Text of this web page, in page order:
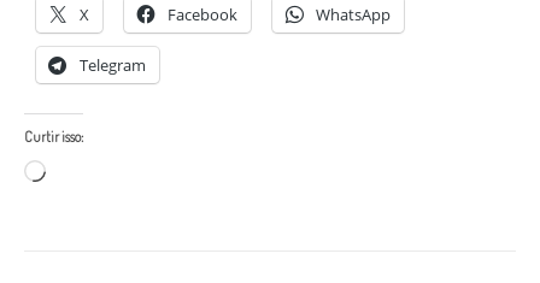
X Facebook WhatsApp
Telegram
Curtir isso:
Carregando...